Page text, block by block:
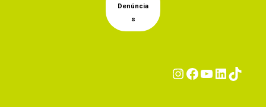
Denúncia
s
Instagram
Facebook